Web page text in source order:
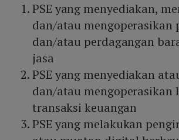
PSE yang menyediakan,
dan/atau mengoperasikan
dan/atau perdagangan
jasa
PSE yang menyediakan
dan/atau mengoperasikan
transaksi keuangan
PSE yang melakukan